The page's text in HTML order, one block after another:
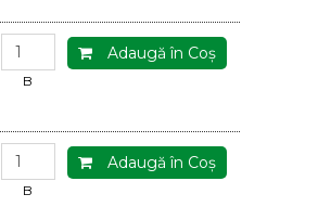
Adaugă în Coş
B
Adaugă în Coş
B